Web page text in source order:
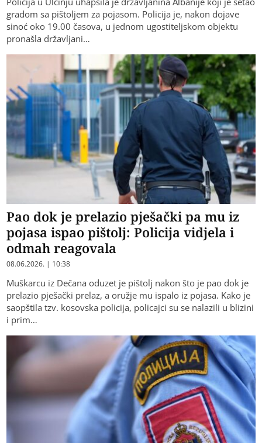
gradom sa pištoljem za pojasom. Policija je, nakon dojave
sinoć oko 19.00 časova, u jednom ugostiteljskom objektu
pronašla državljani…
Pao dok je prelazio pješački pa mu iz
pojasa ispao pištolj: Policija vidjela i
odmah reagovala
08.06.2026. | 10:38
Muškarcu iz Dečana oduzet je pištolj nakon što je pao dok je
prelazio pješački prelaz, a oružje mu ispalo iz pojasa. Kako je
saopštila tzv. kosovska policija, policajci su se nalazili u blizini
i prim…